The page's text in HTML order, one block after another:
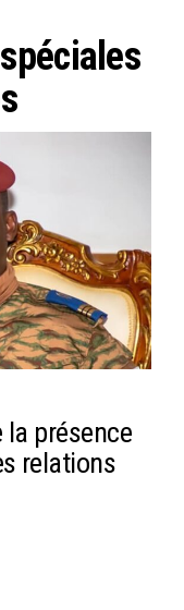
la présence
relations